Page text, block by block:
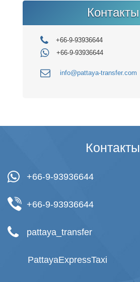
Контакты
+66-9-93936644
+66-9-93936644
info@pattaya-transfer.com
Контакты
+66-9-93936644
+66-9-93936644
pattaya_transfer
PattayaExpressTaxi